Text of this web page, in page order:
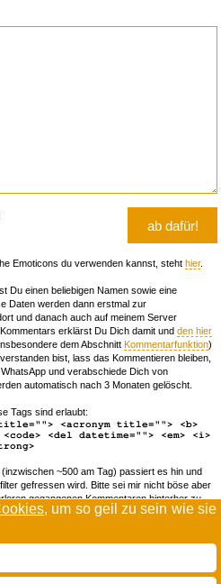
, um so geil zu sein wie sie
Emoticons du verwenden kannst, steht hier.
Du einen beliebigen Namen sowie eine
Daten werden dann erstmal zur
und danach auch auf meinem Server
erklärst Du Dich damit und den hier
dem Abschnitt Kommentarfunktion)
bist, lass das Kommentieren bleiben,
und verabschiede Dich von
automatisch nach 3 Monaten gelöscht.
Tags sind erlaubt:
<acronym title=""> <b>
<del datetime=""> <em> <i>
~500 am Tag) passiert es hin und
gefressen wird. Bitte sei mir nicht böse aber
gegangenen Kommentaren hinterher zu
mir 'ne Mail damit ich dich whitelisten kann.
aufwordpress
in oberlängen und kerning)